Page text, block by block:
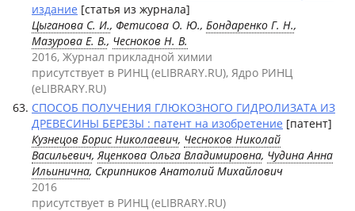
издание [статья из журнала]
Цыганова С. И., Фетисова О. Ю., Бондаренко Г. Н.,
Мазурова Е. В., Чесноков Н. В.
2016, Журнал прикладной химии
присутствует в РИНЦ (eLIBRARY.RU), Ядро РИНЦ
(eLIBRARY.RU)
СПОСОБ ПОЛУЧЕНИЯ ГЛЮКОЗНОГО ГИДРОЛИЗАТА ИЗ
ДРЕВЕСИНЫ БЕРЕЗЫ : патент на изобретение [патент]
Кузнецов Борис Николаевич, Чесноков Николай
Васильевич,Яценкова Ольга Владимировна, Чудина Анна
Ильинична, Скрипников Анатолий Михайлович
2016
присутствует в РИНЦ (eLIBRARY.RU)